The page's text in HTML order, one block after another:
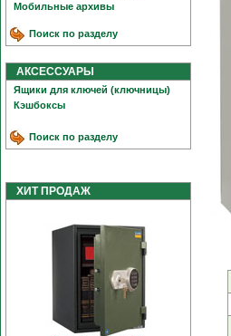
Мобильные архивы
Поиск по разделу
АКСЕССУАРЫ
Ящики для ключей (ключницы)
Кэшбоксы
Поиск по разделу
ХИТ ПРОДАЖ